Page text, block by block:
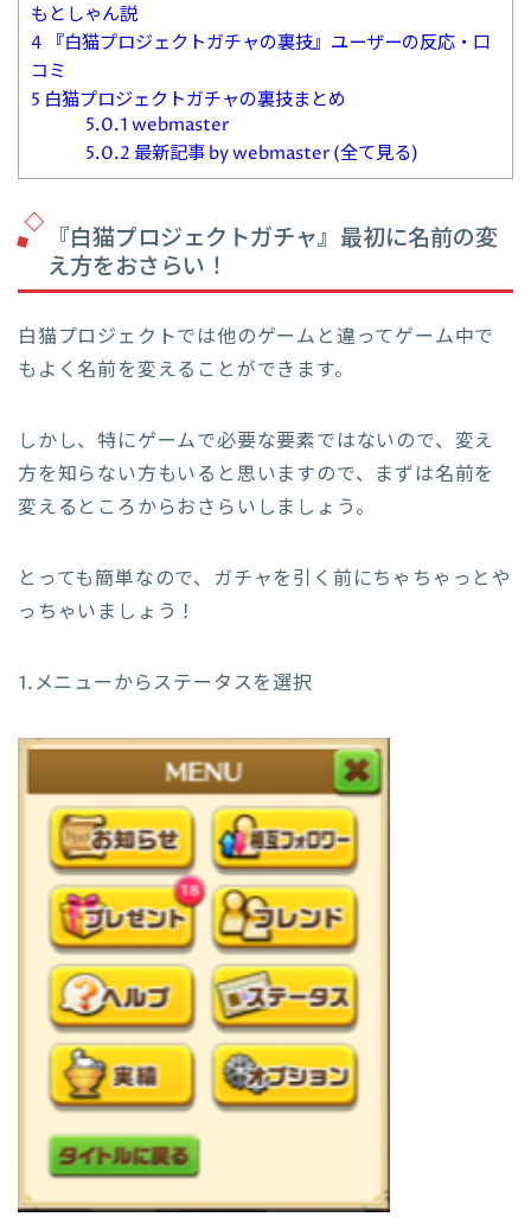
もとしゃん説
4 『白猫プロジェクトガチャの裏技』ユーザーの反応・口
コミ
5 白猫プロジェクトガチャの裏技まとめ
5.0.1webmaster
5.0.2 最新記事 by webmaster (全て見る)
『白猫プロジェクトガチャ』最初に名前の変
え方をおさらい！
白猫プロジェクトでは他のゲームと違ってゲーム中で
もよく名前を変えることができます。
しかし、特にゲームで必要な要素ではないので、変え
方を知らない方もいると思いますので、まずは名前を
変えるところからおさらいしましょう。
とっても簡単なので、ガチャを引く前にちゃちゃっとや
っちゃいましょう！
1.メニューからステータスを選択